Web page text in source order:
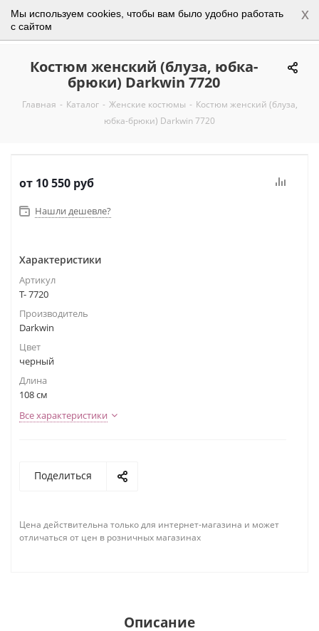
Мы используем cookies, чтобы вам было удобно работать
с сайтом
x
0
Костюм женский (блуза, юбка-
брюки) Darkwin 7720
Главная - Каталог - Женские костюмы - Костюм женский (блуза,
юбка-брюки) Darkwin 7720
от 10 550 руб
Нашли дешевле?
Характеристики
Артикул
Т- 7720
Производитель
Darkwin
Цвет
черный
Длина
108 см
Все характеристики
Поделиться
Цена действительна только для интернет-магазина и может
отличаться от цен в розничных магазинах
Описание